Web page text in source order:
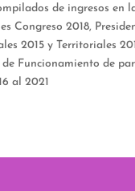
de ingresos en
Congreso 2018,
2015 y Territoriales
de Funcionamiento de
al 2021